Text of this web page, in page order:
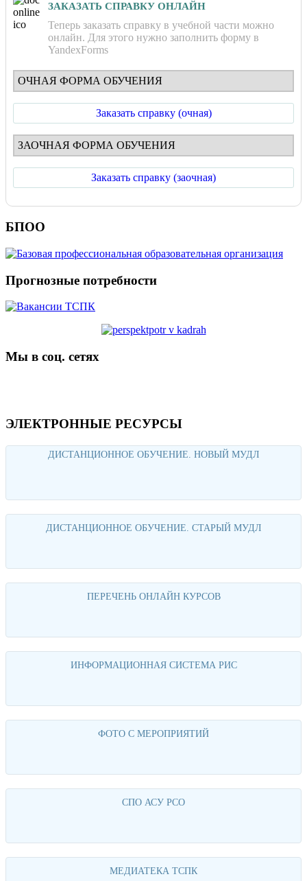
ЗАКАЗАТЬ СПРАВКУ ОНЛАЙН
Теперь заказать справку в учебной части можно
онлайн. Для этого нужно заполнить форму в
YandexForms
ОЧНАЯ ФОРМА ОБУЧЕНИЯ
Заказать справку (очная)
ЗАОЧНАЯ ФОРМА ОБУЧЕНИЯ
Заказать справку (заочная)
БПОО
Прогнозные потребности
Мы в соц. сетях
ЭЛЕКТРОННЫЕ РЕСУРСЫ
ДИСТАНЦИОННОЕ ОБУЧЕНИЕ. НОВЫЙ МУДЛ
ДИСТАНЦИОННОЕ ОБУЧЕНИЕ. СТАРЫЙ МУДЛ
ПЕРЕЧЕНЬ ОНЛАЙН КУРСОВ
ИНФОРМАЦИОННАЯ СИСТЕМА РИС
ФОТО С МЕРОПРИЯТИЙ
СПО АСУ РСО
МЕДИАТЕКА ТСПК